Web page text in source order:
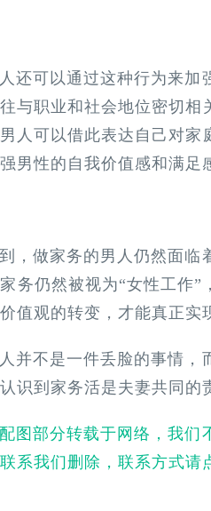
还可以通过这种行为来
与职业和社会地位密切
人可以借此表达自己对
男性的自我价值感和满足
，做家务的男人仍然面
务仍然被视为“女性工作
值观的转变，才能真正
并不是一件丢脸的事情，
识到家务活是夫妻共同
图部分转载于网络，我
系我们删除，联系方式请